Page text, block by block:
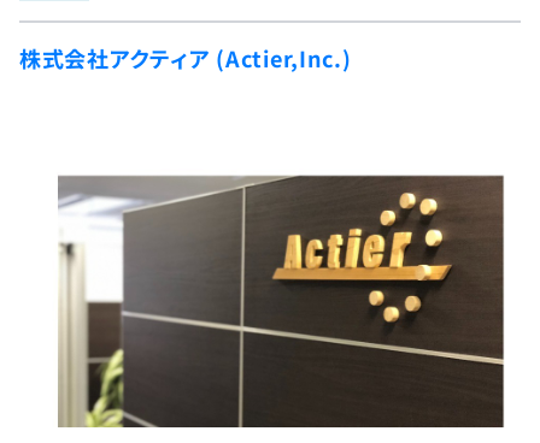
新卒エージェント
就活成功ガイド
4択課題
プラン
個人向けプラン
法人向けプラン
学校向けプラン
note
株式会社アクティア (Actier,Inc.)